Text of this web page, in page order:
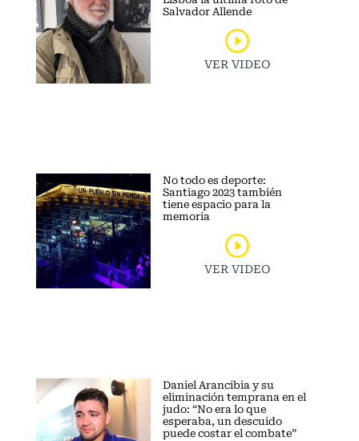
Salvador Allende
VER VIDEO
No todo es deporte:
Santiago 2023 también
tiene espacio para la
memoria
VER VIDEO
Daniel Arancibia y su
eliminación temprana en el
judo: “No era lo que
esperaba, un descuido
puede costar el combate”